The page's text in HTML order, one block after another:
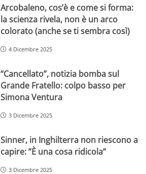
Arcobaleno, cos’è e come si forma:
la scienza rivela, non è un arco
colorato (anche se ti sembra così)
4 Dicembre 2025
“Cancellato”, notizia bomba sul
Grande Fratello: colpo basso per
Simona Ventura
3 Dicembre 2025
Sinner, in Inghilterra non riescono a
capire: ”È una cosa ridicola”
3 Dicembre 2025